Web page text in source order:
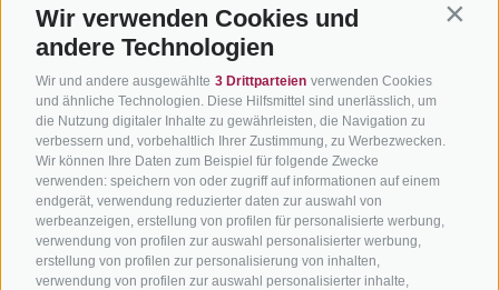
Wir verwenden Cookies und
andere Technologien
Wir und andere ausgewählte 3 Drittparteien verwenden Cookies
und ähnliche Technologien. Diese Hilfsmittel sind unerlässlich, um
die Nutzung digitaler Inhalte zu gewährleisten, die Navigation zu
verbessern und, vorbehaltlich Ihrer Zustimmung, zu Werbezwecken.
Wir können Ihre Daten zum Beispiel für folgende Zwecke
verwenden: speichern von oder zugriff auf informationen auf einem
endgerät, verwendung reduzierter daten zur auswahl von
werbeanzeigen, erstellung von profilen für personalisierte werbung,
verwendung von profilen zur auswahl personalisierter werbung,
erstellung von profilen zur personalisierung von inhalten,
verwendung von profilen zur auswahl personalisierter inhalte,
BIKEHOTELS
SÜDTIROL
Hotels & Pakete
Urlaubspakete
Unsere Gutscheine
Hot Deals
Bike & Work
BIKEN IN
SÜDTIROL
Mountainbiken in
Südtirol
Rennradfahren in
Südtirol
Radwege in Südtirol
Bikeshops & Verleihe
Kontakt
Anreise
Zum